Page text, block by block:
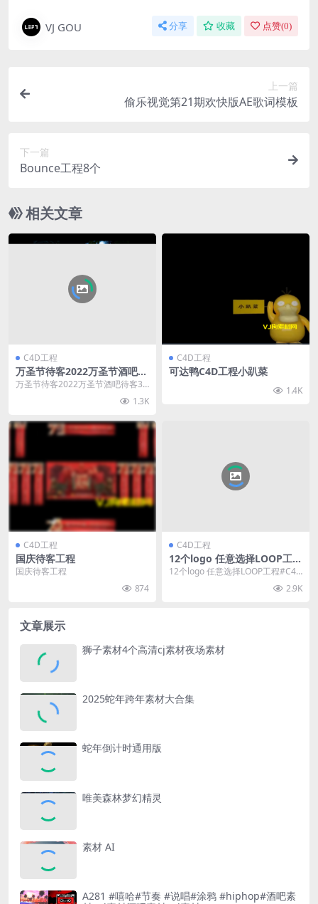
VJ GOU 分享 收藏 点赞(0)
上一篇
偷乐视觉第21期欢快版AE歌词模板
下一篇
Bounce工程8个
相关文章
C4D工程
万圣节待客2022万圣节酒吧待
客3D直播间待客小鬼直接间待
万圣节待客2022万圣节酒吧待客3D
1.3K
C4D工程
可达鸭C4D工程小趴菜
1.4K
C4D工程
国庆待客工程
国庆待客工程
874
C4D工程
12个logo 任意选择LOOP工程
#C4D工程loop素材
12个logo 任意选择LOOP工程#C4D
2.9K
文章展示
狮子素材4个高清cj素材夜场素材
2025蛇年跨年素材大合集
蛇年倒计时通用版
唯美森林梦幻精灵
素材 AI
A281 #嘻哈#节奏 #说唱#涂鸦 #hiphop#酒吧素